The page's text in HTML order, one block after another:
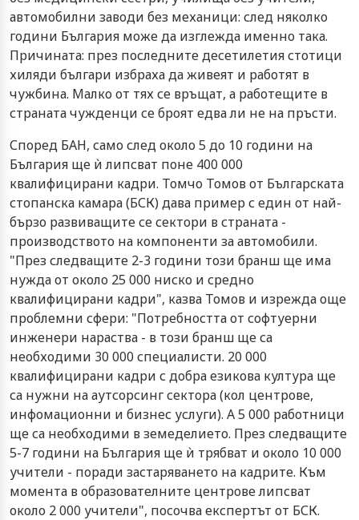
автомобилни заводи без механици: след няколко
години България може да изглежда именно така.
Причината: през последните десетилетия стотици
хиляди българи избраха да живеят и работят в
чужбина. Малко от тях се връщат, а работещите в
страната чужденци се броят едва ли не на пръсти.
Според БАН, само след около 5 до 10 години на
България ще ѝ липсват поне 400 000
квалифицирани кадри. Томчо Томов от Българската
стопанска камара (БСК) дава пример с един от най-
бързо развиващите се сектори в страната -
производството на компоненти за автомобили.
"През следващите 2-3 години този бранш ще има
нужда от около 25 000 ниско и средно
квалифицирани кадри", казва Томов и изрежда още
проблемни сфери: "Потребността от софтуерни
инженери нараства - в този бранш ще са
необходими 30 000 специалисти. 20 000
квалифицирани кадри с добра езикова култура ще
са нужни на аутсорсинг сектора (кол центрове,
инфомационни и бизнес услуги). А 5 000 работници
ще са необходими в земеделието. През следващите
5-7 години на България ще ѝ трябват и около 10 000
учители - поради застаряването на кадрите. Към
момента в образователните центрове липсват
около 2 000 учители", посочва експертът от БСК.